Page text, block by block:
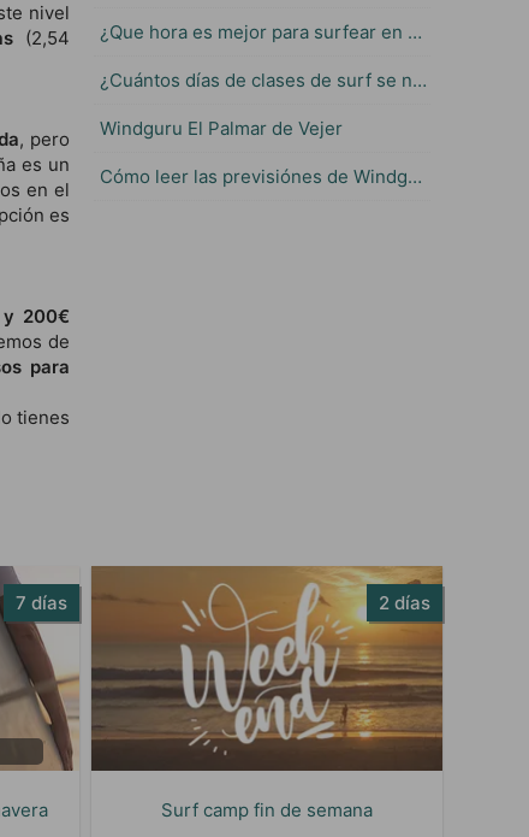
nivel
(2,54
, pero
es un
en el
es
200€
de
para
tienes
¿Que hora es mejor para surfear en El Palmar?
¿Cuántos días de clases de surf se necesitan para aprender?
Windguru El Palmar de Vejer
Cómo leer las previsiónes de Windguru
7 días
Surf camp fin de semana
2 días